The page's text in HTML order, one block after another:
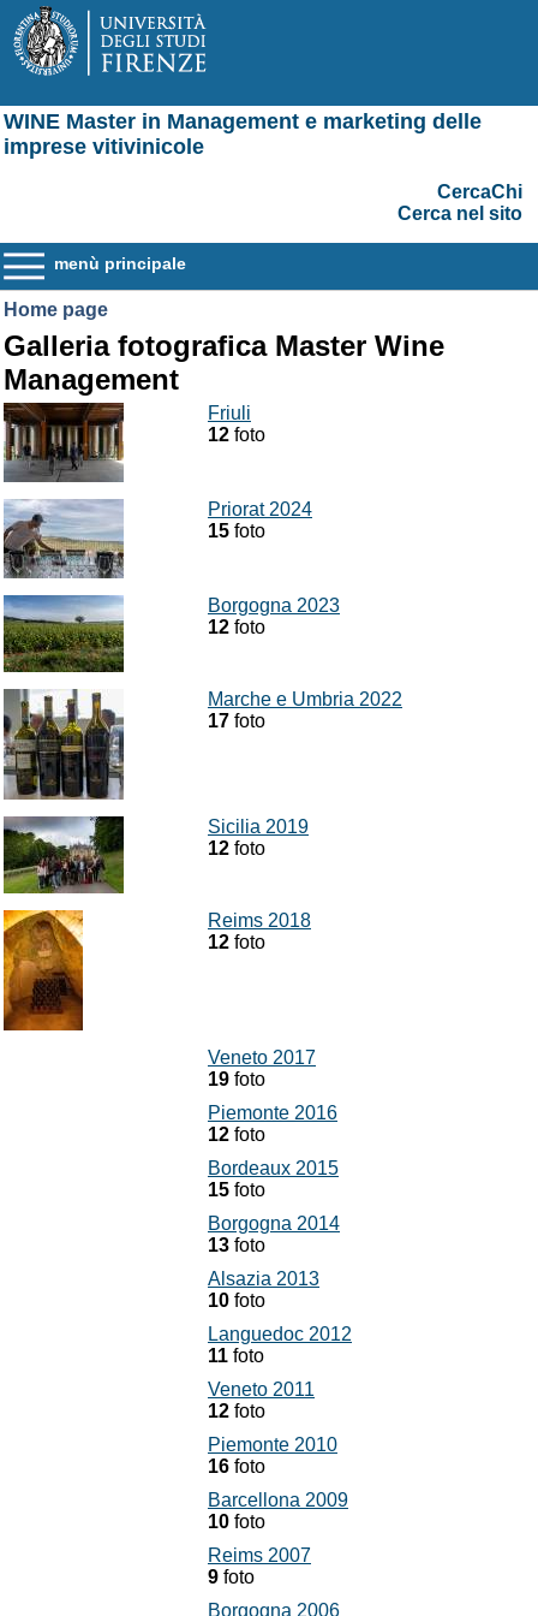
WINE Master in Management e marketing delle
imprese vitivinicole
CercaChi
Cerca nel sito
menù principale
Home page
Galleria fotografica Master Wine
Management
Friuli
12 foto
Priorat 2024
15 foto
Borgogna 2023
12 foto
Marche e Umbria 2022
17 foto
Sicilia 2019
12 foto
Reims 2018
12 foto
Veneto 2017
19 foto
Piemonte 2016
12 foto
Bordeaux 2015
15 foto
Borgogna 2014
13 foto
Alsazia 2013
10 foto
Languedoc 2012
11 foto
Veneto 2011
12 foto
Piemonte 2010
16 foto
Barcellona 2009
10 foto
Reims 2007
9 foto
Borgogna 2006